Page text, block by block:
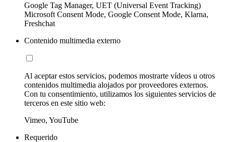
Google Tag Manager, UET (Universal Event Tracking)
Microsoft Consent Mode, Google Consent Mode, Klarna,
Freshchat
Contenido multimedia externo
Al aceptar estos servicios, podemos mostrarte vídeos u otros
contenidos multimedia alojados por proveedores externos.
Con tu consentimiento, utilizamos los siguientes servicios de
terceros en este sitio web:
Vimeo, YouTube
Requerido